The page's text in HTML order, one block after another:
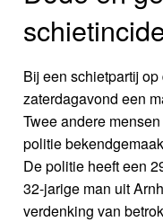
Bij een schietpartij
zaterdagavond een
Twee andere
politie
De politie heeft een
32-jarige man uit
verdenking van